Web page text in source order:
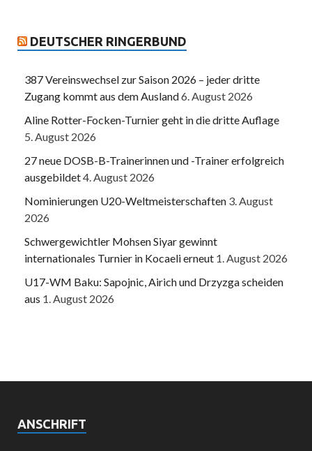
DEUTSCHER RINGERBUND
387 Vereinswechsel zur Saison 2026 – jeder dritte
Zugang kommt aus dem Ausland6. August 2026
Aline Rotter-Focken-Turnier geht in die dritte Auflage
5. August 2026
27 neue DOSB-B-Trainerinnen und -Trainer erfolgreich
ausgebildet4. August 2026
Nominierungen U20-Weltmeisterschaften 3. August
2026
Schwergewichtler Mohsen Siyar gewinnt
internationales Turnier in Kocaeli erneut 1. August 2026
U17-WM Baku: Sapojnic, Airich und Drzyzga scheiden
aus 1. August 2026
ANSCHRIFT